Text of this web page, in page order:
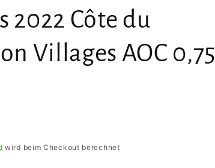
2022 Côte du
Villages AOC 0,75
wird beim Checkout berechnet